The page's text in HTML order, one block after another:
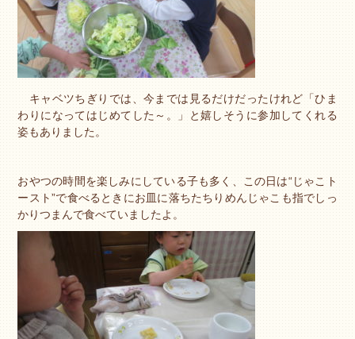
キャベツちぎりでは、今までは見るだけだったけれど「ひま
わりになってはじめてした～。」と嬉しそうに参加してくれる
姿もありました。
おやつの時間を楽しみにしている子も多く、この日は“じゃこト
ースト”で食べるときにお皿に落ちたちりめんじゃこも指でしっ
かりつまんで食べていましたよ。